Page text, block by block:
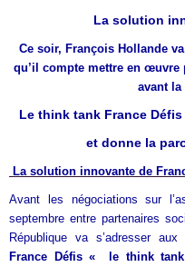
La solution
Ce soir, François Hollande
qu’il compte mettre en
avant la
Le think tank France
et donne la
La solution innovante de
Avant les négociations sur
septembre entre partenaires
République va s’adresser
France Défis « le think